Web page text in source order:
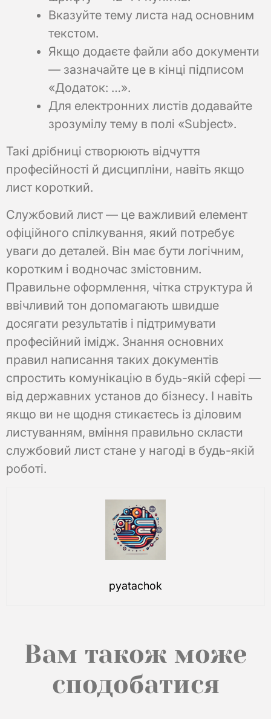
Вказуйте тему листа над основним
текстом.
Якщо додаєте файли або документи
— зазначайте це в кінці підписом
«Додаток: …».
Для електронних листів додавайте
зрозумілу тему в полі «Subject».
Такі дрібниці створюють відчуття
професійності й дисципліни, навіть якщо
лист короткий.
Службовий лист — це важливий елемент
офіційного спілкування, який потребує
уваги до деталей. Він має бути логічним,
коротким і водночас змістовним.
Правильне оформлення, чітка структура й
ввічливий тон допомагають швидше
досягати результатів і підтримувати
професійний імідж. Знання основних
правил написання таких документів
спростить комунікацію в будь-якій сфері —
від державних установ до бізнесу. І навіть
якщо ви не щодня стикаєтесь із діловим
листуванням, вміння правильно скласти
службовий лист стане у нагоді в будь-якій
роботі.
pyatachok
Вам також може
сподобатися